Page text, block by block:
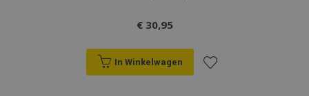
€ 30,95
In Winkelwagen